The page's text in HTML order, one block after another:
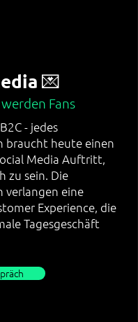
💌
Fans
- jedes
braucht heute einen
Media Auftritt,
zu sein. Die
verlangen eine
Experience, die
Tagesgeschäft